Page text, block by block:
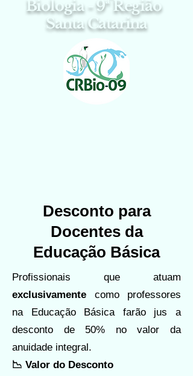
Biologia - 9ª Região
Santa Catarina
Desconto para
Docentes da
Educação Básica
Profissionais que atuam
exclusivamente como professores
na Educação Básica farão jus a
desconto de 50% no valor da
anuidade integral.
📉 Valor do Desconto